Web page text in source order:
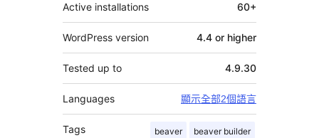
Active installations 60+
WordPress version 4.4 or higher
Tested up to 4.9.30
Languages 顯示全部2個語言
Tags beaver beaver builder